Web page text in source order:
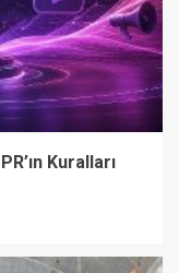
Kuralları